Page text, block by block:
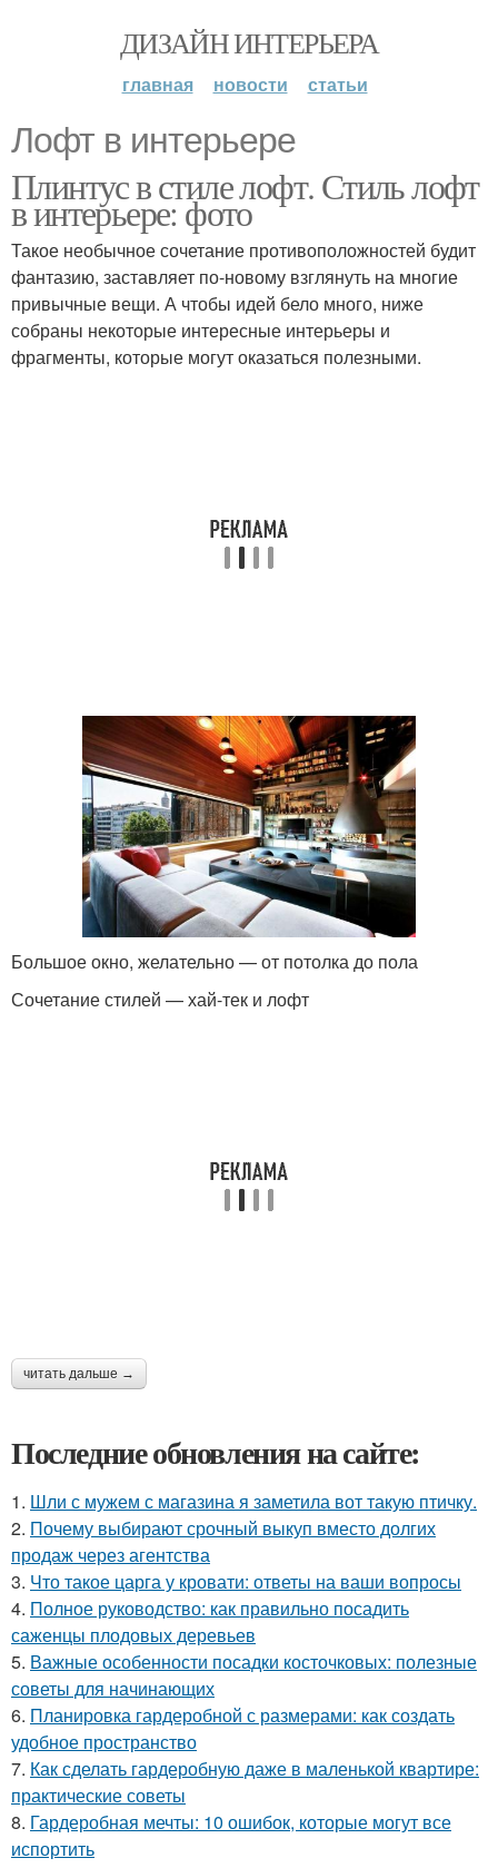
ДИЗАЙН ИНТЕРЬЕРА
главная новости статьи
Лофт в интерьере
Плинтус в стиле лофт. Стиль лофт
в интерьере: фото
Такое необычное сочетание противоположностей будит
фантазию, заставляет по-новому взглянуть на многие
привычные вещи. А чтобы идей бело много, ниже
собраны некоторые интересные интерьеры и
фрагменты, которые могут оказаться полезными.
Большое окно, желательно — от потолка до пола
Сочетание стилей — хай-тек и лофт
читать дальше →
Последние обновления на сайте:
1. Шли с мужем с магазина я заметила вот такую птичку.
2. Почему выбирают срочный выкуп вместо долгих
продаж через агентства
3. Что такое царга у кровати: ответы на ваши вопросы
4. Полное руководство: как правильно посадить
саженцы плодовых деревьев
5. Важные особенности посадки косточковых: полезные
советы для начинающих
6. Планировка гардеробной с размерами: как создать
удобное пространство
7. Как сделать гардеробную даже в маленькой квартире:
практические советы
8. Гардеробная мечты: 10 ошибок, которые могут все
испортить